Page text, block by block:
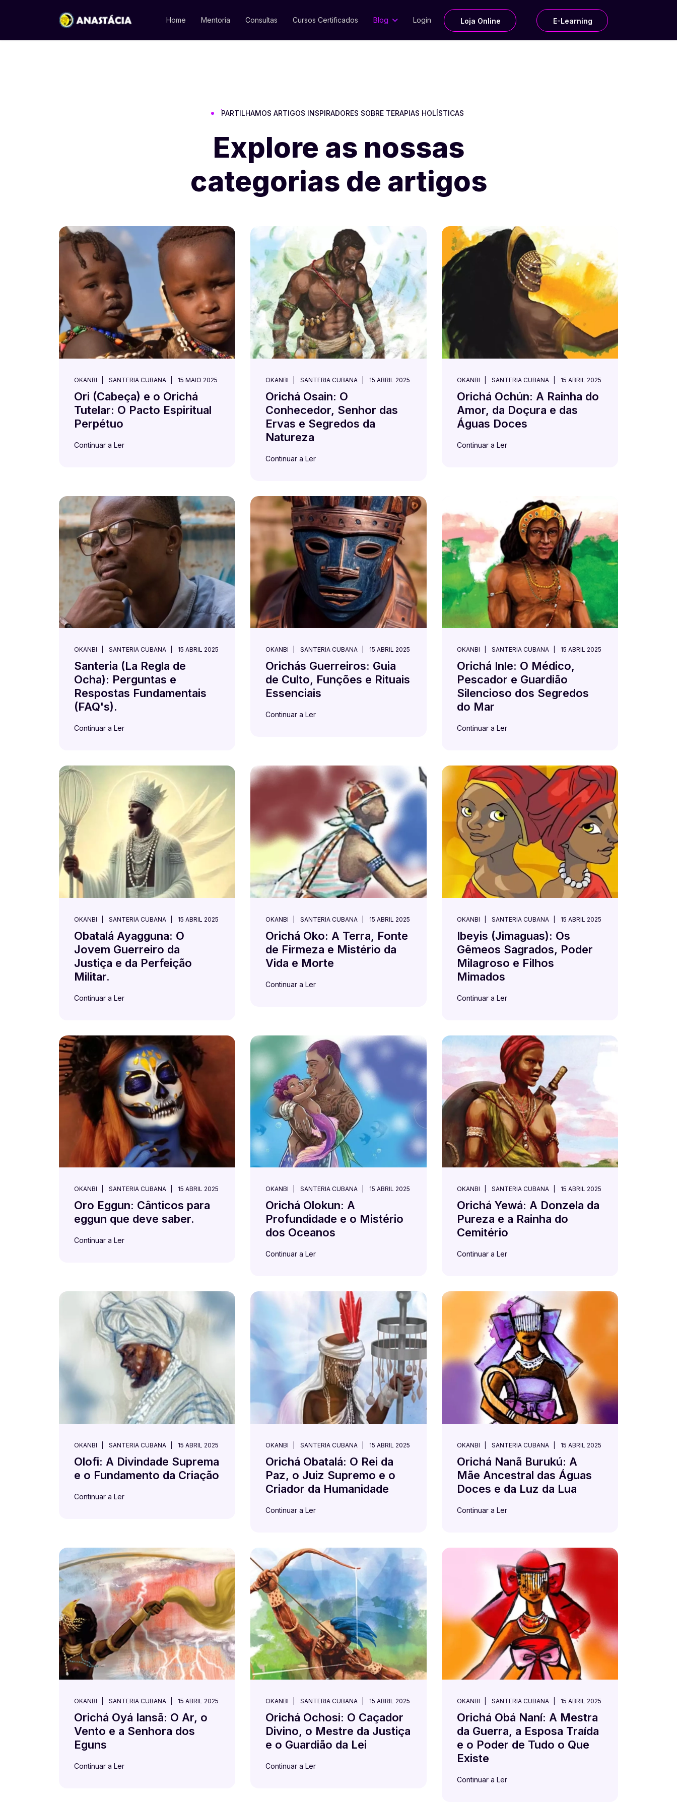
Home Mentoria Consultas Cursos Certificados Blog Login Loja Online E-Learning
PARTILHAMOS ARTIGOS INSPIRADORES SOBRE TERAPIAS HOLÍSTICAS
Explore as nossas
categorias de artigos
OKANBI SANTERIA CUBANA 15 MAIO 2025
Ori (Cabeça) e o Orichá
Tutelar: O Pacto Espiritual
Perpétuo
Continuar a Ler
OKANBI SANTERIA CUBANA 15 ABRIL 2025
Orichá Osain: O
Conhecedor, Senhor das
Ervas e Segredos da
Natureza
Continuar a Ler
OKANBI SANTERIA CUBANA 15 ABRIL 2025
Orichá Ochún: A Rainha do
Amor, da Doçura e das
Águas Doces
Continuar a Ler
OKANBI SANTERIA CUBANA 15 ABRIL 2025
Santeria (La Regla de
Ocha): Perguntas e
Respostas Fundamentais
(FAQ's).
Continuar a Ler
OKANBI SANTERIA CUBANA 15 ABRIL 2025
Orichás Guerreiros: Guia
de Culto, Funções e Rituais
Essenciais
Continuar a Ler
OKANBI SANTERIA CUBANA 15 ABRIL 2025
Orichá Inle: O Médico,
Pescador e Guardião
Silencioso dos Segredos
do Mar
Continuar a Ler
OKANBI SANTERIA CUBANA 15 ABRIL 2025
Obatalá Ayagguna: O
Jovem Guerreiro da
Justiça e da Perfeição
Militar.
Continuar a Ler
OKANBI SANTERIA CUBANA 15 ABRIL 2025
Orichá Oko: A Terra, Fonte
de Firmeza e Mistério da
Vida e Morte
Continuar a Ler
OKANBI SANTERIA CUBANA 15 ABRIL 2025
Ibeyis (Jimaguas): Os
Gêmeos Sagrados, Poder
Milagroso e Filhos
Mimados
Continuar a Ler
OKANBI SANTERIA CUBANA 15 ABRIL 2025
Oro Eggun: Cânticos para
eggun que deve saber.
Continuar a Ler
OKANBI SANTERIA CUBANA 15 ABRIL 2025
Orichá Olokun: A
Profundidade e o Mistério
dos Oceanos
Continuar a Ler
OKANBI SANTERIA CUBANA 15 ABRIL 2025
Orichá Yewá: A Donzela da
Pureza e a Rainha do
Cemitério
Continuar a Ler
OKANBI SANTERIA CUBANA 15 ABRIL 2025
Olofi: A Divindade Suprema
e o Fundamento da Criação
Continuar a Ler
OKANBI SANTERIA CUBANA 15 ABRIL 2025
Orichá Obatalá: O Rei da
Paz, o Juiz Supremo e o
Criador da Humanidade
Continuar a Ler
OKANBI SANTERIA CUBANA 15 ABRIL 2025
Orichá Nanã Burukú: A
Mãe Ancestral das Águas
Doces e da Luz da Lua
Continuar a Ler
OKANBI SANTERIA CUBANA 15 ABRIL 2025
Orichá Oyá Iansã: O Ar, o
Vento e a Senhora dos
Eguns
Continuar a Ler
OKANBI SANTERIA CUBANA 15 ABRIL 2025
Orichá Ochosi: O Caçador
Divino, o Mestre da Justiça
e o Guardião da Lei
Continuar a Ler
OKANBI SANTERIA CUBANA 15 ABRIL 2025
Orichá Obá Naní: A Mestra
da Guerra, a Esposa Traída
e o Poder de Tudo o Que
Existe
Continuar a Ler